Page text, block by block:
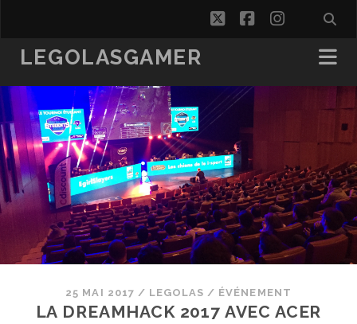
twitterfacebook
LEGOLASGAMER
25 MAI 2017 / LEGOLAS / ÉVÉNEMENT
LA DREAMHACK 2017 AVEC ACER